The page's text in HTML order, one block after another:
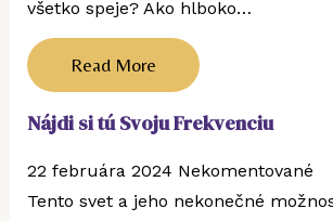
všetko speje? Ako hlboko…
Read More
Nájdi si tú Svoju Frekvenciu
22 februára 2024 Nekomentované
Tento svet a jeho nekonečné